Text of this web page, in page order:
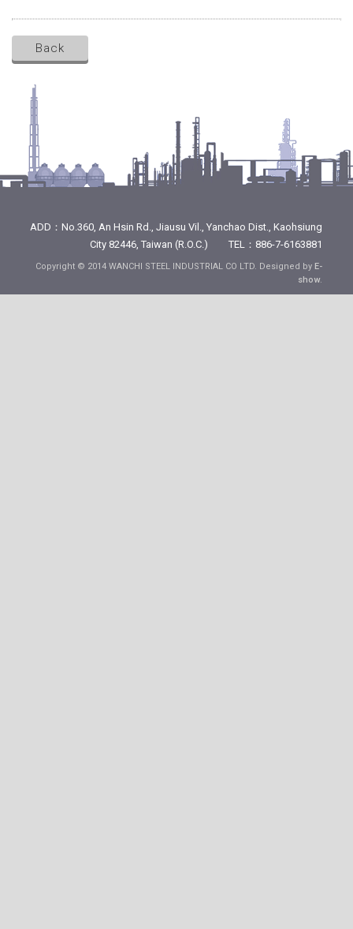
Back
ADD：No.360, An Hsin Rd., Jiausu Vil., Yanchao Dist., Kaohsiung
City 82446, Taiwan (R.O.C.) TEL：886-7-6163881
Copyright © 2014 WANCHI STEEL INDUSTRIAL CO LTD. Designed by E-
show.